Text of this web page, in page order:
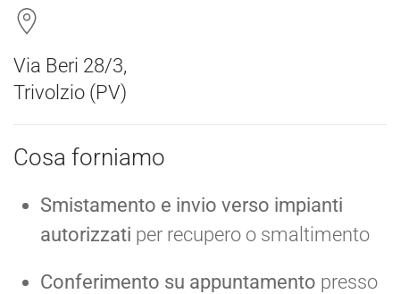
Via Beri 28/3,
Trivolzio (PV)
Cosa forniamo
Smistamento e invio verso impianti
autorizzati per recupero o smaltimento
Conferimento su appuntamento presso